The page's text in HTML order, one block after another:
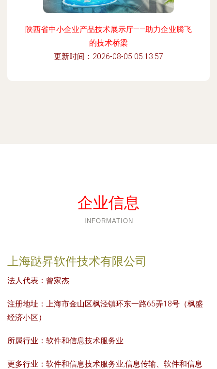
陕西省中小企业产品技术展示厅——助力企业腾飞
的技术桥梁
更新时间：2026-08-05 05:13:57
企业信息
INFORMATION
上海跶昇软件技术有限公司
法人代表： 曾家杰
注册地址： 上海市金山区枫泾镇环东一路65弄18号（枫盛
经济小区）
所属行业： 软件和信息技术服务业
更多行业： 软件和信息技术服务业,信息传输、软件和信息